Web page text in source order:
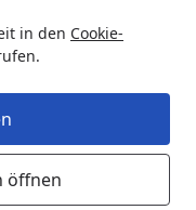
in den Cookie-
öffnen